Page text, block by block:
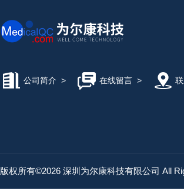
公司简介 > 在线留言>
版权所有©2026 深圳为尔康科技有限公司 All